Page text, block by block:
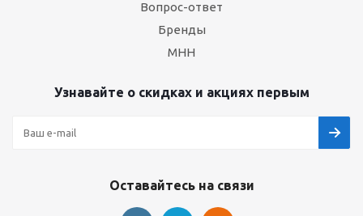
Вопрос-ответ
Бренды
МНН
Узнавайте о скидках и акциях первым
Оставайтесь на связи